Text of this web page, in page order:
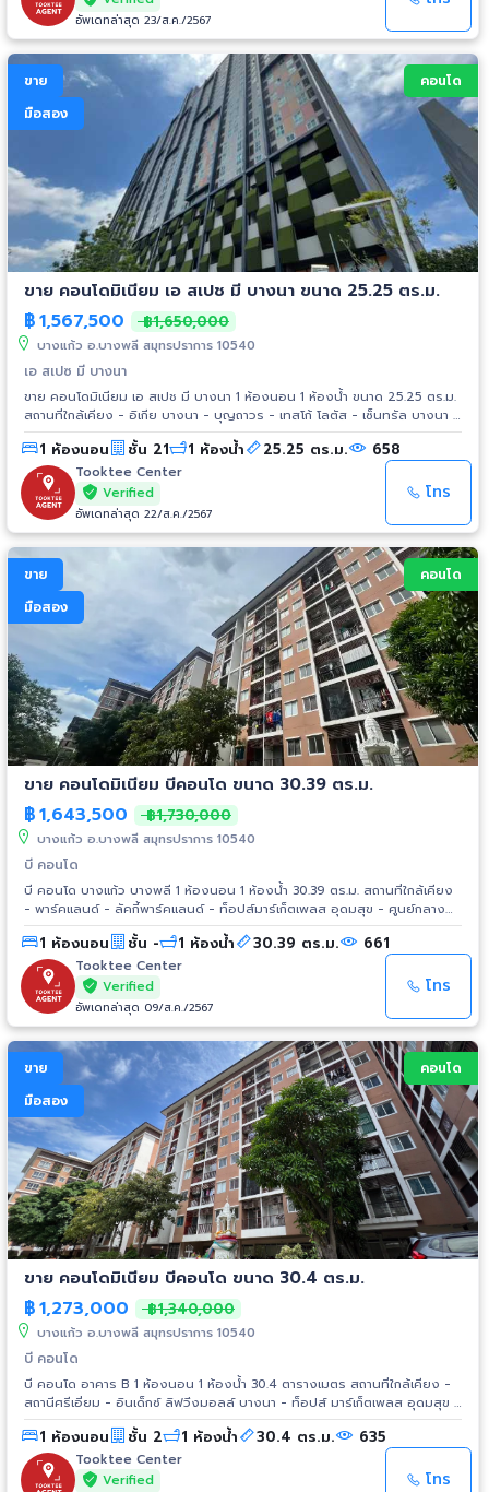
อัพเดทล่าสุด 23/ส.ค./2567
ขาย
มือสอง
คอนโด
ขาย คอนโดมิเนียม เอ สเปช มี บางนา ขนาด 25.25 ตร.ม.
฿1,567,500 ฿1,650,000
บางแก้ว อ.บางพลี สมุทรปราการ 10540
เอ สเปซ มี บางนา
ขาย คอนโดมิเนียม เอ สเปช มี บางนา 1 ห้องนอน 1 ห้องน้ำ ขนาด 25.25 ตร.ม.
สถานที่ใกล้เคียง - อิเกีย บางนา - บุญถาวร - เทสโก้ โลตัส - เซ็นทรัล บางนา -
ซีคอนสแควร์ - พาราไดซ์ พาร์ค - ไบเทค บางนา การเดินทาง - ถ.บางนา-ตราด
- ถนนวงแหวนกาญจนาภิเษก - ทางด่วนบางนา-ตราด
1 ห้องนอน ชั้น 21 1 ห้องน้ำ 25.25 ตร.ม. 658
Tooktee Center
Verified
อัพเดทล่าสุด 22/ส.ค./2567
โทร
ขาย
มือสอง
คอนโด
ขาย คอนโดมิเนียม บีคอนโด ขนาด 30.39 ตร.ม.
฿1,643,500 ฿1,730,000
บางแก้ว อ.บางพลี สมุทรปราการ 10540
บี คอนโด
บี คอนโด บางแก้ว บางพลี 1 ห้องนอน 1 ห้องน้ำ 30.39 ตร.ม. สถานที่ใกล้เคียง
- พาร์คแลนด์ - ลัคกี้พาร์คแลนด์ - ท็อปส์มาร์เก็ตเพลส อุดมสุข - ศูนย์กลาง
ผลไม้เอ็นพี - ท็อปส์ซุปเปอร์มาร์เก็ต - โรงเรียนประชาคมนานาชาติ - เอแอนด์
ดับบลิว - โรงเรียนสุทธิบงกช - โรงเรียนประชาคมนานาชาติ
1 ห้องนอน ชั้น - 1 ห้องน้ำ 30.39 ตร.ม. 661
Tooktee Center
Verified
อัพเดทล่าสุด 09/ส.ค./2567
โทร
ขาย
มือสอง
คอนโด
ขาย คอนโดมิเนียม บีคอนโด ขนาด 30.4 ตร.ม.
฿1,273,000 ฿1,340,000
บางแก้ว อ.บางพลี สมุทรปราการ 10540
บี คอนโด
บี คอนโด อาคาร B 1 ห้องนอน 1 ห้องน้ำ 30.4 ตารางเมตร สถานที่ใกล้เคียง -
สถานีศรีเอี่ยม - อินเด็กซ์ ลิฟวิ่งมอลล์ บางนา - ท็อปส์ มาร์เก็ตเพลส อุดมสุข -
โรงเรียนบ้านหนองบอน (นัยนานนท์อนุสรณ์) - โรงเรียนวัดตะกล่ำ - โรงเรียน
ศรีเอี่ยมอนุสรณ์ - โรงเรียนประชาคมนานาชาติ - โรงพยาบาลศิครินทร์
1 ห้องนอน ชั้น 2 1 ห้องน้ำ 30.4 ตร.ม. 635
Tooktee Center
Verified
โทร